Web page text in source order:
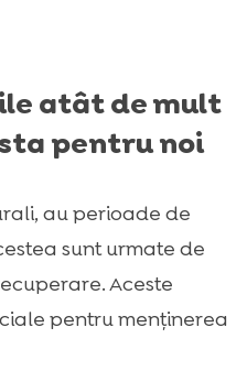
atât de mult
pentru noi
au perioade de
sunt urmate de
Aceste
pentru menținerea